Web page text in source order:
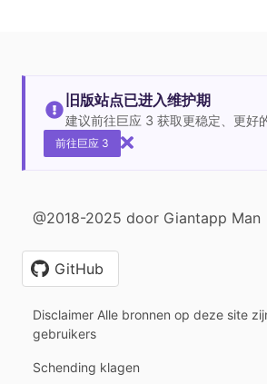
旧版站点已进入维护期
建议前往巨应 3 获取更稳定、更好
前往巨应 3
@2018-2025 door Giantapp Man
GitHub
Disclaimer Alle bronnen op deze site
gebruikers
Schending klagen